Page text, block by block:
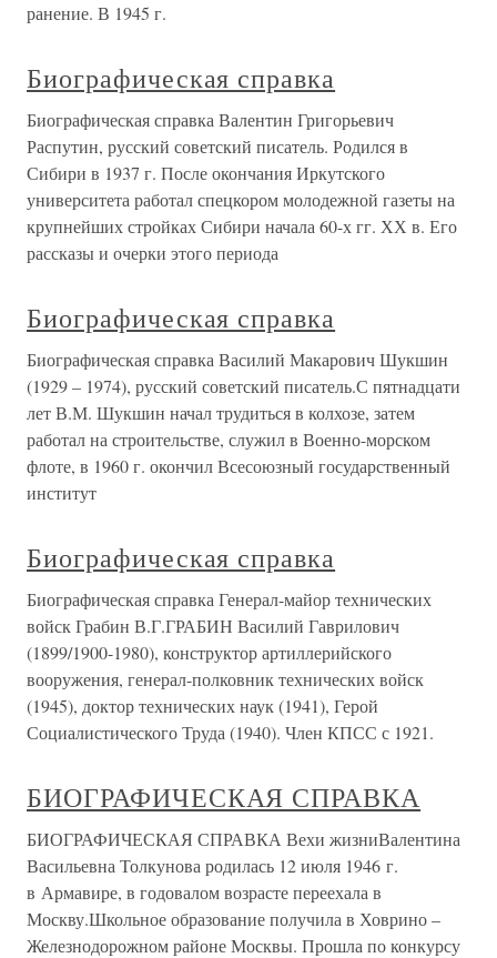
ранение. В 1945 г.
Биографическая справка
Биографическая справка Валентин Григорьевич
Распутин, русский советский писатель. Родился в
Сибири в 1937 г. После окончания Иркутского
университета работал спецкором молодежной газеты на
крупнейших стройках Сибири начала 60-х гг. ХХ в. Его
рассказы и очерки этого периода
Биографическая справка
Биографическая справка Василий Макарович Шукшин
(1929 – 1974), русский советский писатель.С пятнадцати
лет В.М. Шукшин начал трудиться в колхозе, затем
работал на строительстве, служил в Военно-морском
флоте, в 1960 г. окончил Всесоюзный государственный
институт
Биографическая справка
Биографическая справка Генерал-майор технических
войск Грабин В.Г.ГРАБИН Василий Гаврилович
(1899/1900-1980), конструктор артиллерийского
вооружения, генерал-полковник технических войск
(1945), доктор технических наук (1941), Герой
Социалистического Труда (1940). Член КПСС с 1921.
БИОГРАФИЧЕСКАЯ СПРАВКА
БИОГРАФИЧЕСКАЯ СПРАВКА Вехи жизниВалентина
Васильевна Толкунова родилась 12 июля 1946 г.
в Армавире, в годовалом возрасте переехала в
Москву.Школьное образование получила в Ховрино –
Железнодорожном районе Москвы. Прошла по конкурсу